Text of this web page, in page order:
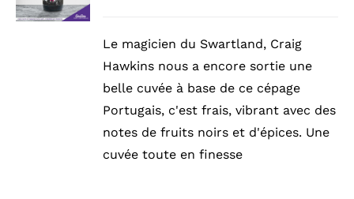
DÉTAILS
Le magicien du Swartland, Craig
Hawkins nous a encore sortie une
belle cuvée à base de ce cépage
Portugais, c'est frais, vibrant avec des
notes de fruits noirs et d'épices. Une
cuvée toute en finesse